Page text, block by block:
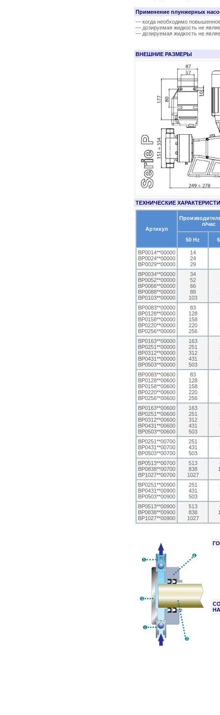
Применение плунжерных
— когда необходимо
— дозируемая жидкость не
— дозируемая жидкость не
ВНЕШНИЕ РАЗМЕРЫ
ТЕХНИЧЕСКИЕ
Артикул
л/час
50 Hz
BP0014**00000
BP0024**00000
BP0029**00000
14
24
29
BP0034**00000
BP0052**00000
BP0066**00000
BP0088**00000
BP0103**00000
34
52
66
88
103
BP0083**00000
BP0128**00000
BP0158**00000
BP0220**00000
BP0256**00000
83
128
158
220
256
BP0163**00000
BP0251**00000
BP0312**00000
BP0431**00000
BP0503**00000
163
251
312
431
503
BP0083**00600
BP0128**00600
BP0158**00600
BP0220**00600
BP0256**00600
83
128
158
220
256
BP0163**00600
BP0251**00600
BP0312**00600
BP0431**00600
BP0503**00600
163
251
312
431
503
BP0251**00700
BP0431**00700
BP0503**00700
251
431
503
BP0513**00700
BP0838**00700
BP1027**00700
513
838
1027
BP0251**00900
BP0431**00900
BP0503**00900
251
431
503
BP0513**00900
BP0838**00900
BP1027**00900
513
838
1027